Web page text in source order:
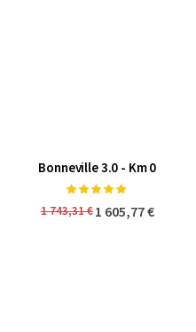
Bonneville 3.0 - Km 0
Classificação:
1 743,31 €1 605,77 €